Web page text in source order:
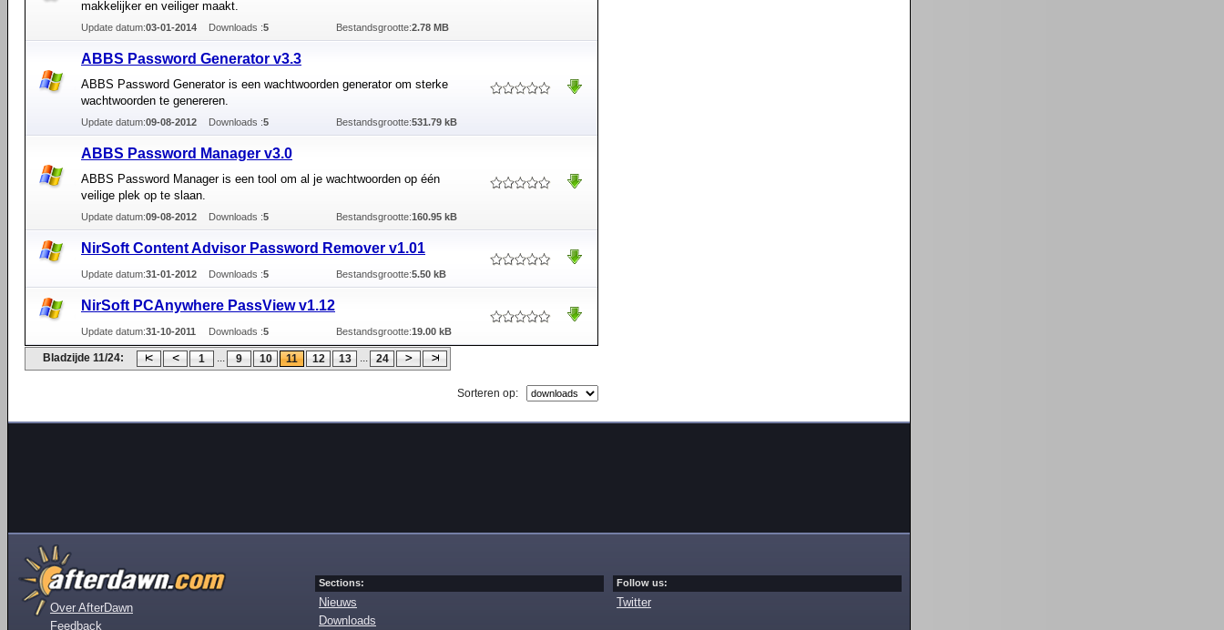
makkelijker en veiliger maakt.
Update datum:03-01-2014 Downloads :5 Bestandsgrootte:2.78 MB
ABBS Password Generator v3.3
ABBS Password Generator is een wachtwoorden generator om sterke
wachtwoorden te genereren.
Update datum:09-08-2012 Downloads :5 Bestandsgrootte:531.79 kB
ABBS Password Manager v3.0
ABBS Password Manager is een tool om al je wachtwoorden op één
veilige plek op te slaan.
Update datum:09-08-2012 Downloads :5 Bestandsgrootte:160.95 kB
NirSoft Content Advisor Password Remover v1.01
Update datum:31-01-2012 Downloads :5 Bestandsgrootte:5.50 kB
NirSoft PCAnywhere PassView v1.12
Update datum:31-10-2011 Downloads :5 Bestandsgrootte:19.00 kB
Bladzijde 11/24: 1 ... 9 10 11 12 13 ... 24
Sorteren op:
Over AfterDawn
Feedback
Sections:
Nieuws
Downloads
Follow us:
Twitter